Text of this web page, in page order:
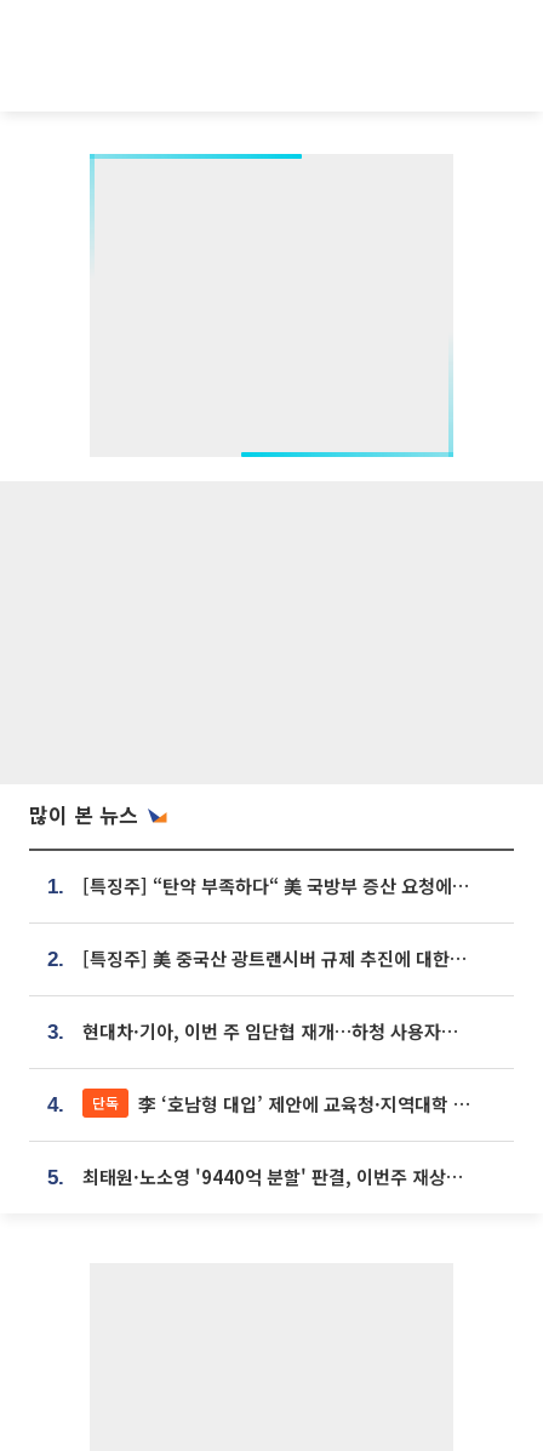
많이 본 뉴스
1. [특징주] “탄약 부족하다“ 美 국방부 증산 요청에⋯국내 방산주 급등세
2. [특징주] 美 중국산 광트랜시버 규제 추진에 대한광통신 등 광통신株 강세
3. 현대차·기아, 이번 주 임단협 재개…하청 사용자성 재심도 ‘변수’
4. 단독 李 ‘호남형 대입’ 제안에 교육청·지역대학 서·논술형 입시 연계 '착수'
5. 최태원·노소영 '9440억 분할' 판결, 이번주 재상고 여부 주목